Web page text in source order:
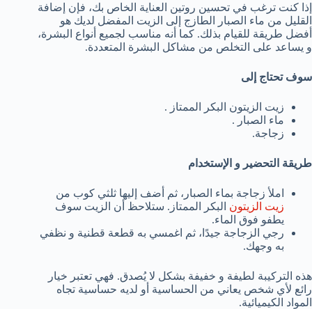
إذا كنت ترغب في تحسين روتين العناية الخاص بك، فإن إضافة
القليل من ماء الصبار الطازج إلى الزيت المفضل لديك هو
أفضل طريقة للقيام بذلك. كما أنه مناسب لجميع أنواع البشرة،
و يساعد على التخلص من مشاكل البشرة المتعددة.
سوف تحتاج إلى
زيت الزيتون البكر الممتاز .
ماء الصبار .
زجاجة.
طريقة التحضير و الإستخدام
املأ زجاجة بماء الصبار، ثم أضف إليها ثلثي كوب من
زيت الزيتون البكر الممتاز. ستلاحظ أن الزيت سوف
يطفو فوق الماء.
رجي الزجاجة جيدًا، ثم اغمسي به قطعة قطنية و نظفي
به وجهك.
هذه التركيبة لطيفة و خفيفة بشكل لا يُصدق. فهي تعتبر خيار
رائع لأي شخص يعاني من الحساسية أو لديه حساسية تجاه
المواد الكيميائية.